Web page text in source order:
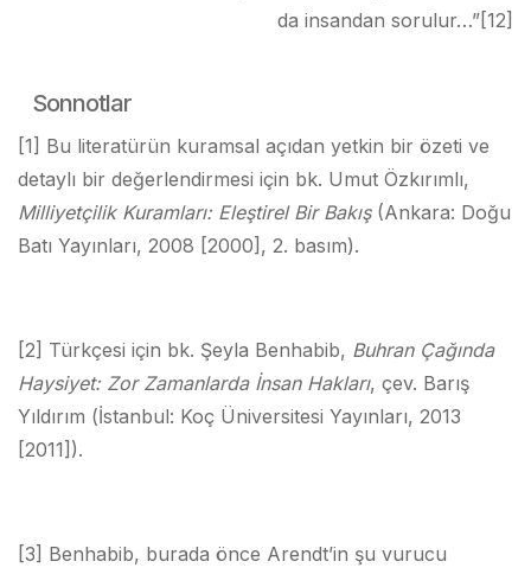
da insandan sorulur…”[12]
Sonnotlar
[1] Bu literatürün kuramsal açıdan yetkin bir özeti ve
detaylı bir değerlendirmesi için bk. Umut Özkırımlı,
Milliyetçilik Kuramları: Eleştirel Bir Bakış(Ankara: Doğu
Batı Yayınları, 2008 [2000], 2. basım).
[2] Türkçesi için bk. Şeyla Benhabib, Buhran Çağında
Haysiyet: Zor Zamanlarda İnsan Hakları, çev. Barış
Yıldırım (İstanbul: Koç Üniversitesi Yayınları, 2013
[2011]).
[3] Benhabib, burada önce Arendt’in şu vurucu